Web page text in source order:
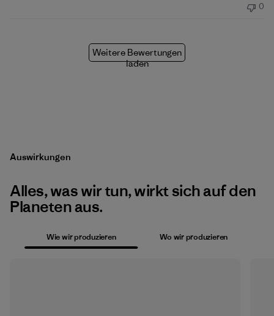
0
Weitere Bewertungen
laden
Auswirkungen
Alles, was wir tun, wirkt sich auf den
Planeten aus.
Wie wir produzieren Wo wir produzieren